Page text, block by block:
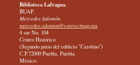
Biblioteca Lafragua.
BUAP.
Mercedes Salomón.
mercedes.salomon@correo.buap.mx
4 sur No. 104
Centro Histórico
(Segundo patio del edificio "Carolino")
C.P.72000 Puebla, Puebla.
México.